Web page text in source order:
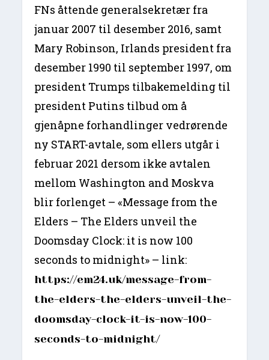
FNs åttende generalsekretær fra
januar 2007 til desember 2016, samt
Mary Robinson, Irlands president fra
desember 1990 til september 1997, om
president Trumps tilbakemelding til
president Putins tilbud om å
gjenåpne forhandlinger vedrørende
ny START-avtale, som ellers utgår i
februar 2021 dersom ikke avtalen
mellom Washington and Moskva
blir forlenget – «Message from the
Elders – The Elders unveil the
Doomsday Clock: it is now 100
seconds to midnight» – link:
https://em24.uk/message-from-
the-elders-the-elders-unveil-the-
doomsday-clock-it-is-now-100-
seconds-to-midnight/